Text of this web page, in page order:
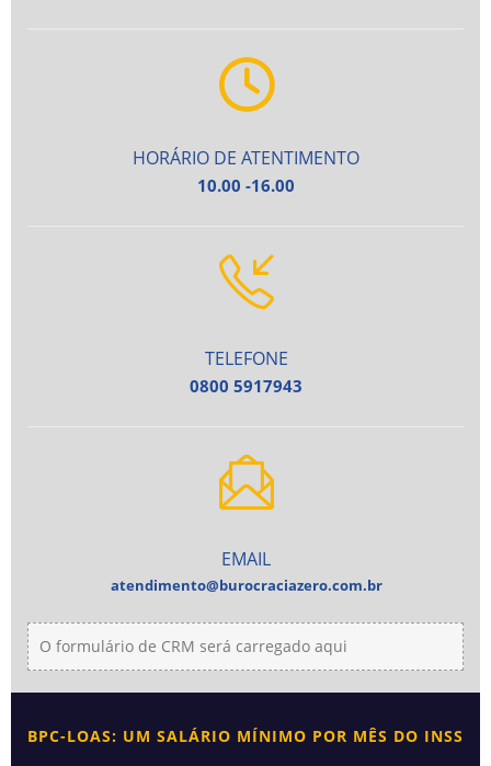
O formulário de CRM será carregado aqui
HORÁRIO DE ATENTIMENTO
10.00 -16.00
TELEFONE
0800 5917943
EMAIL
atendimento@burocraciazero.com.br
BPC-LOAS: UM SALÁRIO MÍNIMO POR MÊS DO INSS